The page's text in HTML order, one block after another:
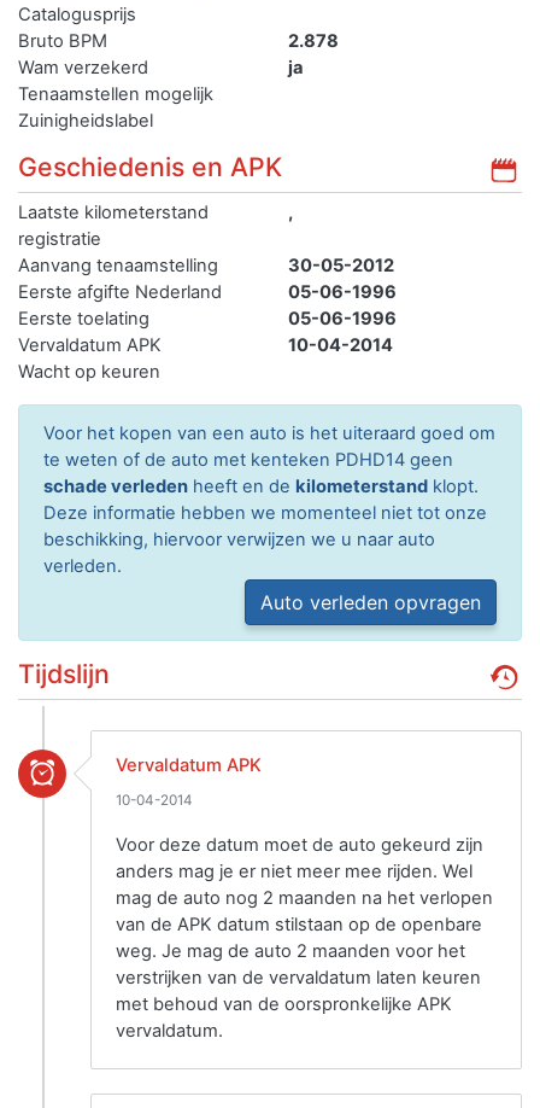
Catalogusprijs
Bruto BPM
2.878
Wam verzekerd
ja
Tenaamstellen mogelijk
Zuinigheidslabel
Geschiedenis en APK
Laatste kilometerstand
registratie
,
Aanvang tenaamstelling
30-05-2012
Eerste afgifte Nederland
05-06-1996
Eerste toelating
05-06-1996
Vervaldatum APK
10-04-2014
Wacht op keuren
Voor het kopen van een auto is het uiteraard goed om
te weten of de auto met kenteken PDHD14 geen
schade verleden heeft en de kilometerstand klopt.
Deze informatie hebben we momenteel niet tot onze
beschikking, hiervoor verwijzen we u naar auto
verleden.
Auto verleden opvragen
Tijdslijn
Vervaldatum APK
10-04-2014
Voor deze datum moet de auto gekeurd zijn
anders mag je er niet meer mee rijden. Wel
mag de auto nog 2 maanden na het verlopen
van de APK datum stilstaan op de openbare
weg. Je mag de auto 2 maanden voor het
verstrijken van de vervaldatum laten keuren
met behoud van de oorspronkelijke APK
vervaldatum.